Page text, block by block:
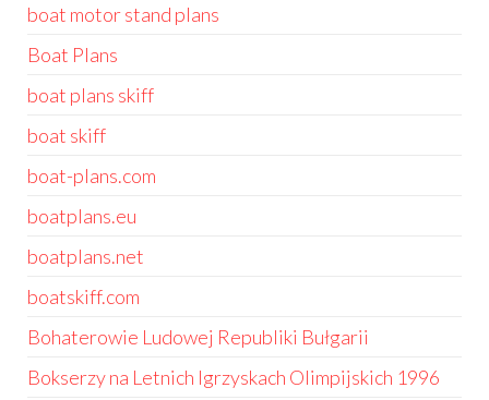
boat motor stand plans
Boat Plans
boat plans skiff
boat skiff
boat-plans.com
boatplans.eu
boatplans.net
boatskiff.com
Bohaterowie Ludowej Republiki Bułgarii
Bokserzy na Letnich Igrzyskach Olimpijskich 1996